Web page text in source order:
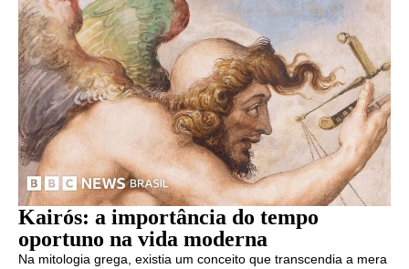
Kairós: a importância do tempo
oportuno na vida moderna
Na mitologia grega, existia um conceito que transcendia a mera